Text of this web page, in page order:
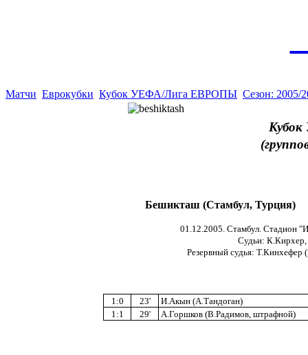
Матчи Еврокубки Кубок УЕФА/Лига ЕВРОПЫ Сезон: 2005/
Бешикташ (Стамбул, Турция)
01.12.2005. Стамбул. Стадион
Судьи: К.Кирхер,
Резервный судья:
1:0 23'
И.Акын (А.Тандоган)
1:1
29' А.Горшков (В.Радимов, штрафной)